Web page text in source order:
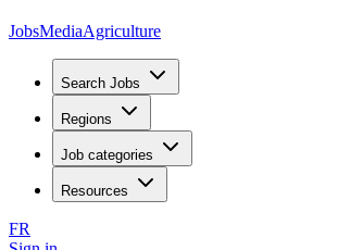
JobsMediaAgriculture
Search Jobs
Regions
Job categories
Resources
FR